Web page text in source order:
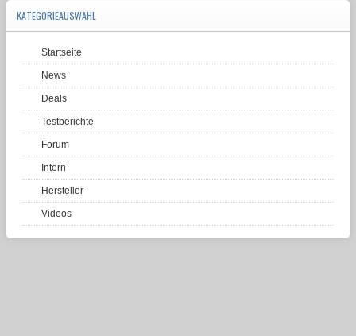
KATEGORIEAUSWAHL
Startseite
News
Deals
Testberichte
Forum
Intern
Hersteller
Videos